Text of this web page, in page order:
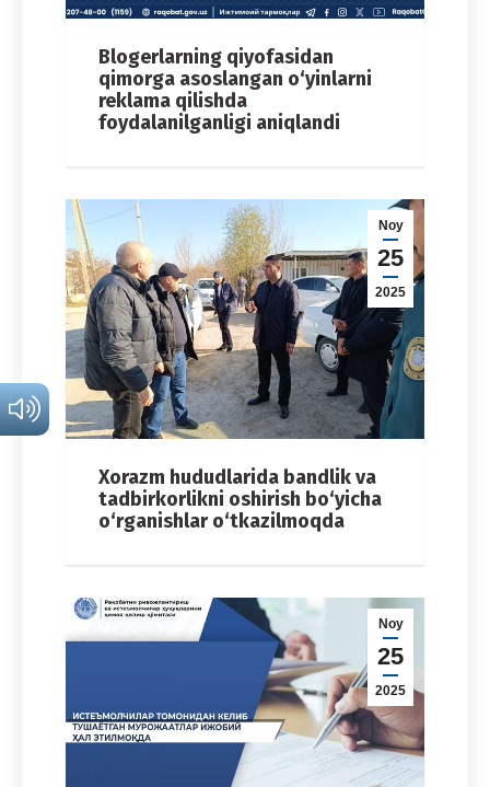
Blogerlarning qiyofasidan
qimorga asoslangan o‘yinlarni
reklama qilishda
foydalanilganligi aniqlandi
Noy
25
2025
Xorazm hududlarida bandlik va
tadbirkorlikni oshirish bo‘yicha
o‘rganishlar o‘tkazilmoqda
Noy
25
2025